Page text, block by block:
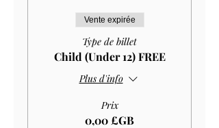
Vente expirée
Type de billet
Child (Under 12) FREE
Plus d'info
Prix
0,00 £GB